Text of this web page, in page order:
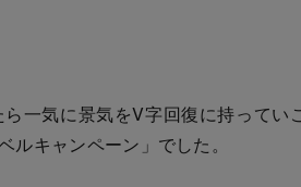
一気に景気をV字回復に持ってい
キャンペーン」でした。